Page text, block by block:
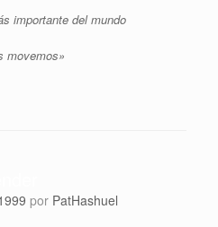
importante del mundo
movemos»
por PatHashuel